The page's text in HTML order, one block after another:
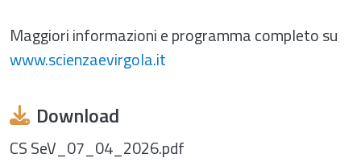
Maggiori informazioni e programma completo su
www.scienzaevirgola.it
Download
CS SeV_07_04_2026.pdf